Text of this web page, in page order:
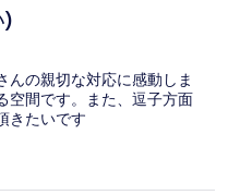
)
んの親切な対応に感動しま
空間です。また、逗子方面
きたいです